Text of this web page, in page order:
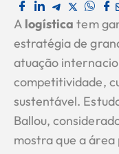
A logística tem
estratégia de
atuação
competitividade,
sustentável.
Ballou,
mostra que a